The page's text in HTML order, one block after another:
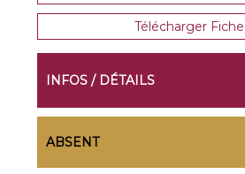
Télécharger Fiche
INFOS / DÉTAILS
ABSENT